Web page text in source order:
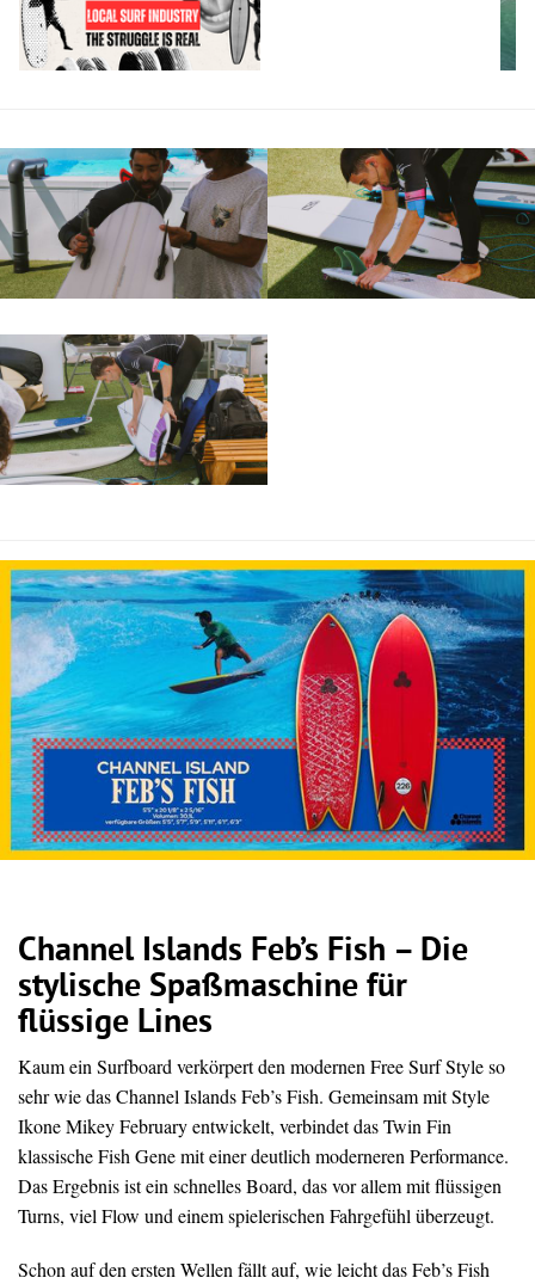
Channel Islands Feb’s Fish – Die
stylische Spaßmaschine für
flüssige Lines
Kaum ein Surfboard verkörpert den modernen Free Surf Style so
sehr wie das Channel Islands Feb’s Fish. Gemeinsam mit Style
Ikone Mikey February entwickelt, verbindet das Twin Fin
klassische Fish Gene mit einer deutlich moderneren Performance.
Das Ergebnis ist ein schnelles Board, das vor allem mit flüssigen
Turns, viel Flow und einem spielerischen Fahrgefühl überzeugt.
Schon auf den ersten Wellen fällt auf, wie leicht das Feb’s Fish